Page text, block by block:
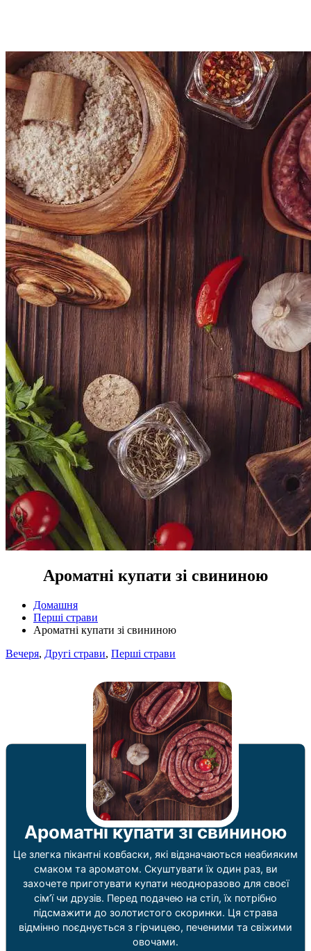
Ароматні купати зі свининою
Домашня
Перші страви
Ароматні купати зі свининою
Вечеря, Другі страви, Перші страви
Ароматні купати зі свининою
Це злегка пікантні ковбаски, які відзначаються неабияким
смаком та ароматом. Скуштувати їх один раз, ви
захочете приготувати купати неодноразово для своєї
сім’ї чи друзів. Перед подачею на стіл, їх потрібно
підсмажити до золотистого скоринки. Ця страва
відмінно поєднується з гірчицею, печеними та свіжими
овочами.